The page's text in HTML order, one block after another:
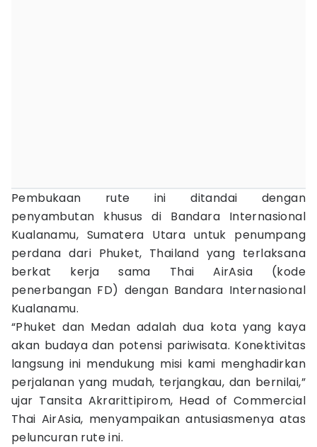
Pembukaan rute ini ditandai dengan
penyambutan khusus di Bandara Internasional
Kualanamu, Sumatera Utara untuk penumpang
perdana dari Phuket, Thailand yang terlaksana
berkat kerja sama Thai AirAsia (kode
penerbangan FD) dengan Bandara Internasional
Kualanamu.
“Phuket dan Medan adalah dua kota yang kaya
akan budaya dan potensi pariwisata. Konektivitas
langsung ini mendukung misi kami menghadirkan
perjalanan yang mudah, terjangkau, dan bernilai,”
ujar Tansita Akrarittipirom, Head of Commercial
Thai AirAsia, menyampaikan antusiasmenya atas
peluncuran rute ini.